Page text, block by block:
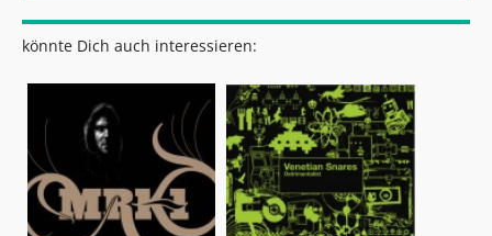
könnte Dich auch interessieren: